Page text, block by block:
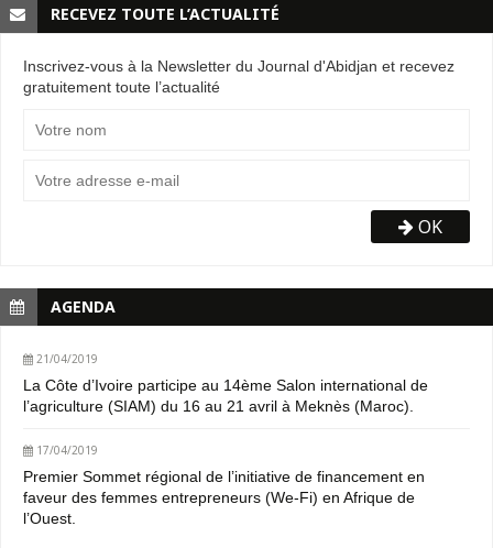
RECEVEZ TOUTE L’ACTUALITÉ
Inscrivez-vous à la Newsletter du Journal d'Abidjan et recevez
gratuitement toute l’actualité
OK
AGENDA
21/04/2019
La Côte d’Ivoire participe au 14ème Salon international de
l’agriculture (SIAM) du 16 au 21 avril à Meknès (Maroc).
17/04/2019
Premier Sommet régional de l’initiative de financement en
faveur des femmes entrepreneurs (We-Fi) en Afrique de
l’Ouest.